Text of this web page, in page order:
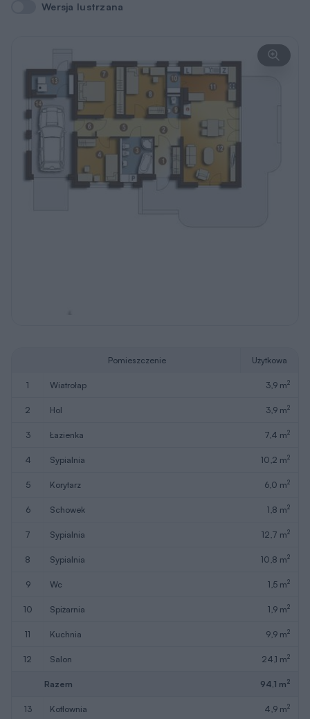
Wersja lustrzana
Wersja lustrzana
Pomieszczenie Użytkowa
1 wiatrołap 3,9 m2
2 hol 3,9 m2
3 łazienka 7,4 m2
4 sypialnia 10,2 m2
5 korytarz 6,0 m2
6 schowek 1,8 m2
7 sypialnia 12,7 m2
8 sypialnia 10,8 m2
9 wc 1,5 m2
10 spiżarnia 1,9 m2
11 kuchnia 9,9 m2
12 salon 24,1 m2
Razem 94,1 m2
13 kotłownia 4,9 m2